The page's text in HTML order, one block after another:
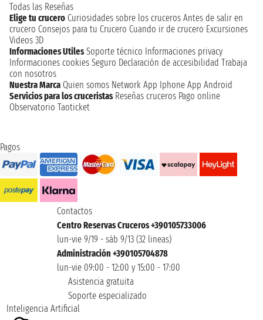
Todas las Reseñas
Elige tu crucero Curiosidades sobre los cruceros Antes de salir en
crucero Consejos para tu Crucero Cuando ir de crucero Excursiones
Videos 3D
Informaciones Utiles Soporte técnico Informaciones privacy
Informaciones cookies Seguro Declaración de accesibilidad Trabaja
con nosotros
Nuestra Marca Quien somos Network App Iphone App Android
Servicios para los cruceristas Reseñas cruceros Pago online
Observatorio Taoticket
Pagos
Contactos
Centro Reservas Cruceros +390105733006
lun-vie 9/19 - sáb 9/13 (32 lineas)
Administración +390105704878
lun-vie 09:00 - 12:00 y 15:00 - 17:00
Asistencia gratuita
Soporte especializado
Inteligencia Artificial